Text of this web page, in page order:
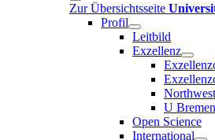
Zur Übersichtsseite
Profil
Leitbild
Exzellenz
U
Open Science
International